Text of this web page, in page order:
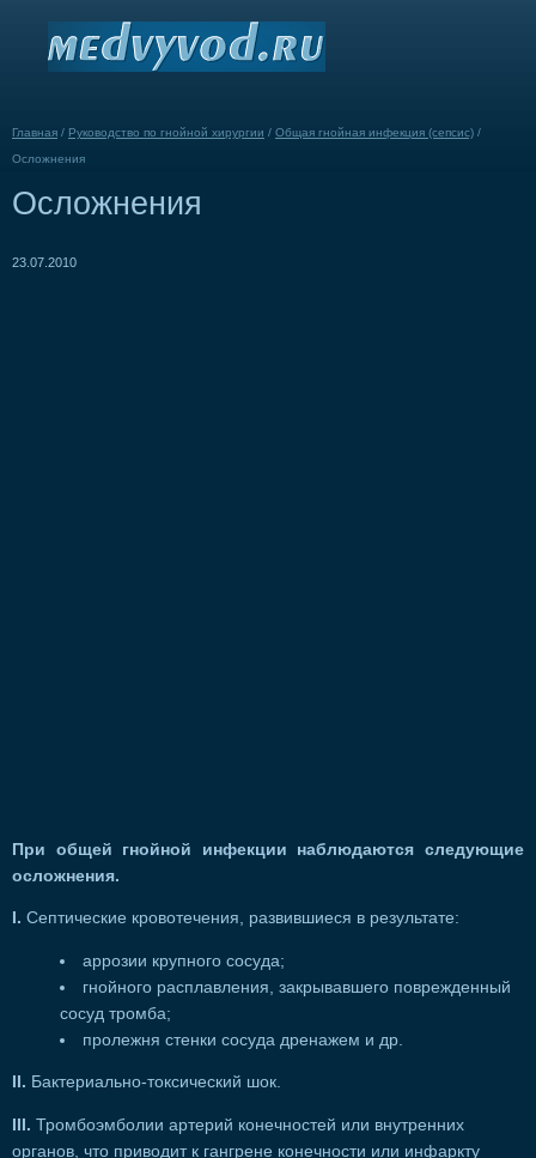
Главная / Руководство по гнойной хирургии / Общая гнойная инфекция (сепсис) /
Осложнения
Осложнения
23.07.2010
При общей гнойной инфекции наблюдаются следующие
осложнения.
I. Септические кровотечения, развившиеся в результате:
аррозии крупного сосуда;
гнойного расплавления, закрывавшего поврежденный
сосуд тромба;
пролежня стенки сосуда дренажем и др.
II. Бактериально-токсический шок.
III. Тромбоэмболии артерий конечностей или внутренних
органов, что приводит к гангрене конечности или инфаркту